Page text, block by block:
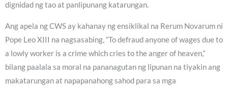
dignidad ng tao at panlipunang katarungan.
Ang apela ng CWS ay kahanay ng ensiklikal na Rerum Novarum ni
Pope Leo XIII na nagsasabing, “To defraud anyone of wages due to
a lowly worker is a crime which cries to the anger of heaven,”
bilang paalala sa moral na pananagutan ng lipunan na tiyakin ang
makatarungan at napapanahong sahod para sa mga